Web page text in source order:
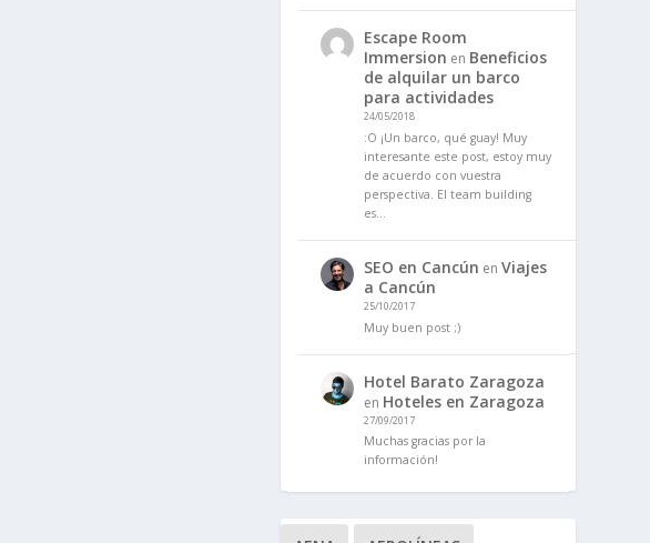
Escape Room
Immersion en Beneficios
de alquilar un barco
para actividades
24/05/2018
:O ¡Un barco, qué guay! Muy
interesante este post, estoy muy
de acuerdo con vuestra
perspectiva. El team building
es…
SEO en Cancún en Viajes
a Cancún
25/10/2017
Muy buen post ;)
Hotel Barato Zaragoza
en Hoteles en Zaragoza
27/09/2017
Muchas gracias por la
información!